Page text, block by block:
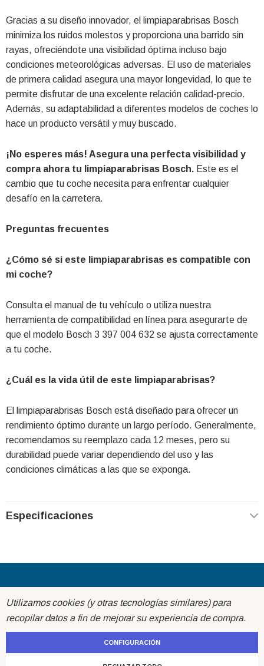
Gracias a su diseño innovador, el limpiaparabrisas Bosch
minimiza los ruidos molestos y proporciona una barrido sin
rayas, ofreciéndote una visibilidad óptima incluso bajo
condiciones meteorológicas adversas. El uso de materiales
de primera calidad asegura una mayor longevidad, lo que te
permite disfrutar de una excelente relación calidad-precio.
Además, su adaptabilidad a diferentes modelos de coches lo
hace un producto versátil y muy buscado.
¡No esperes más! Asegura una perfecta visibilidad y
compra ahora tu limpiaparabrisas Bosch. Este es el
cambio que tu coche necesita para enfrentar cualquier
desafío en la carretera.
Preguntas frecuentes
¿Cómo sé si este limpiaparabrisas es compatible con
mi coche?
Consulta el manual de tu vehículo o utiliza nuestra
herramienta de compatibilidad en línea para asegurarte de
que el modelo Bosch 3 397 004 632 se ajusta correctamente
a tu coche.
¿Cuál es la vida útil de este limpiaparabrisas?
El limpiaparabrisas Bosch está diseñado para ofrecer un
rendimiento óptimo durante un largo período. Generalmente,
recomendamos su reemplazo cada 12 meses, pero su
durabilidad puede variar dependiendo del uso y las
condiciones climáticas a las que se exponga.
Especificaciones
Acerca de
Ayuda
Utilizamos cookies (y otras tecnologías similares) para
recopilar datos a fin de mejorar su experiencia de compra.
CONFIGURACIÓN